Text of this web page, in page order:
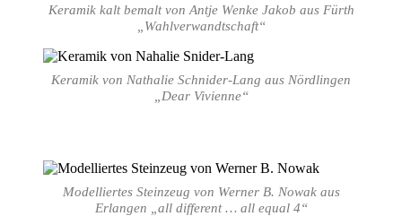
Keramik kalt bemalt von Antje Wenke Jakob aus Fürth
„Wahlverwandtschaft“
Keramik von Nathalie Schnider-Lang aus Nördlingen
„Dear Vivienne“
Modelliertes Steinzeug von Werner B. Nowak aus
Erlangen „all different … all equal 4“